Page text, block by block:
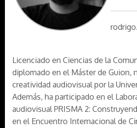
Licenciado en Ciencias de la
diplomado en el Máster de Guion,
creatividad audiovisual por la
Además, ha participado en el
audiovisual PRISMA 2:
en el Encuentro Internacional de